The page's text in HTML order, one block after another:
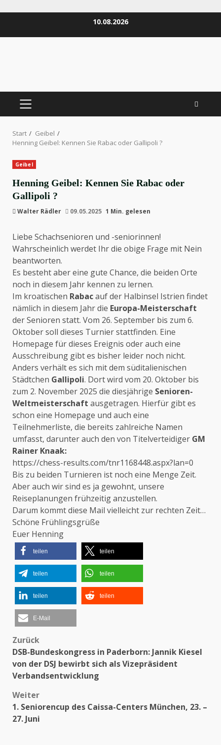
10.08.2026
PRIMÄRES
Start
Geibel
Henning Geibel: Kennen Sie Rabac oder Gallipoli ?
Geibel
Henning Geibel: Kennen Sie Rabac oder
Gallipoli ?
Walter Rädler 09.05.2025 1 Min. gelesen
Liebe Schachsenioren und -seniorinnen!
Wahrscheinlich werdet Ihr die obige Frage mit Nein
beantworten.
Es besteht aber eine gute Chance, die beiden Orte
noch in diesem Jahr kennen zu lernen.
Im kroatischen Rabacauf der Halbinsel Istrien findet
nämlich in diesem Jahr die Europa-Meisterschaft
der Senioren statt. Vom 26. September bis zum 6.
Oktober soll dieses Turnier stattfinden. Eine
Homepage für dieses Ereignis oder auch eine
Ausschreibung gibt es bisher leider noch nicht.
Anders verhält es sich mit dem süditalienischen
Städtchen Gallipoli. Dort wird vom 20. Oktober bis
zum 2. November 2025 die diesjährige Senioren-
Weltmeisterschaft ausgetragen. Hierfür gibt es
schon eine Homepage und auch eine
Teilnehmerliste, die bereits zahlreiche Namen
umfasst, darunter auch den von Titelverteidiger GM
Rainer Knaak:
https://chess-results.com/tnr1168448.aspx?lan=0
Bis zu beiden Turnieren ist noch eine Menge Zeit.
Aber auch wir sind es ja gewohnt, unsere
Reiseplanungen frühzeitig anzustellen.
Darum kommt diese Mail vielleicht zur rechten Zeit…
Schöne Frühlingsgrüße
Euer Henning
teilen teilen
teilen teilen
teilen teilen
E-Mail
Beitragsnavigation
Zurück
DSB-Bundeskongress in Paderborn: Jannik Kiesel
von der DSJ bewirbt sich als Vizepräsident
Verbandsentwicklung
Weiter
1. Seniorencup des Caissa-Centers München, 23. –
27. Juni